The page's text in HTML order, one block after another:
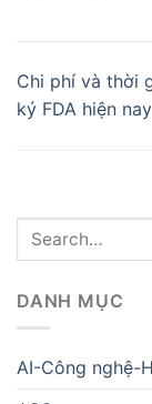
Chi phí và thời
ký FDA hiện nay
DANH MỤC
AI-Công nghệ-